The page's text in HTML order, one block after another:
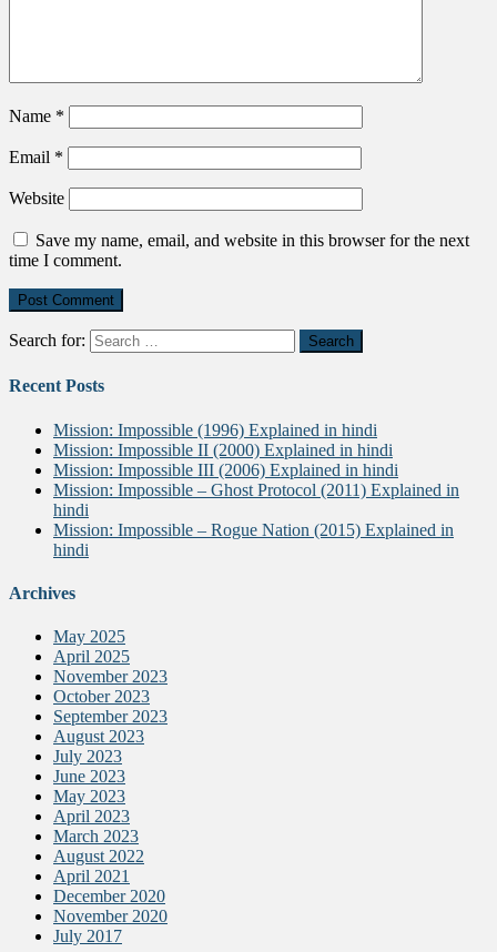
Name *
Email *
Website
Save my name, email, and website in this browser for the next
time I comment.
Search for:
Recent Posts
Mission: Impossible (1996) Explained in hindi
Mission: Impossible II (2000) Explained in hindi
Mission: Impossible III (2006) Explained in hindi
Mission: Impossible – Ghost Protocol (2011) Explained in
hindi
Mission: Impossible – Rogue Nation (2015) Explained in
hindi
Archives
May 2025
April 2025
November 2023
October 2023
September 2023
August 2023
July 2023
June 2023
May 2023
April 2023
March 2023
August 2022
April 2021
December 2020
November 2020
July 2017